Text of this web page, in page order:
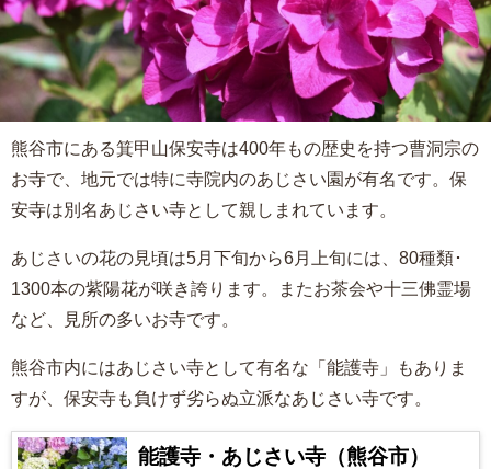
熊谷市にある箕甲山保安寺は400年もの歴史を持つ曹洞宗の
お寺で、地元では特に寺院内のあじさい園が有名です。保
安寺は別名あじさい寺として親しまれています。
あじさいの花の見頃は5月下旬から6月上旬には、80種類･
1300本の紫陽花が咲き誇ります。またお茶会や十三佛霊場
など、見所の多いお寺です。
熊谷市内にはあじさい寺として有名な「能護寺」もありま
すが、保安寺も負けず劣らぬ立派なあじさい寺です。
能護寺・あじさい寺（熊谷市）